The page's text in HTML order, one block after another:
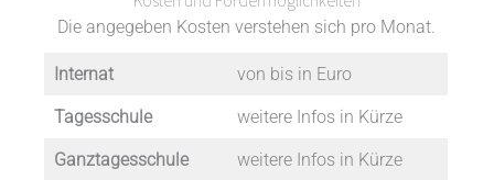
Die angegeben Kosten verstehen sich pro Monat.
Internat von bis in Euro
Tagesschule weitere Infos in Kürze
Ganztagesschule weitere Infos in Kürze